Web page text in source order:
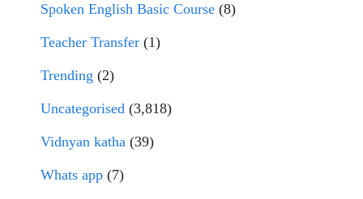
Spoken English Basic Course (8)
Teacher Transfer (1)
Trending (2)
Uncategorised (3,818)
Vidnyan katha (39)
Whats app (7)